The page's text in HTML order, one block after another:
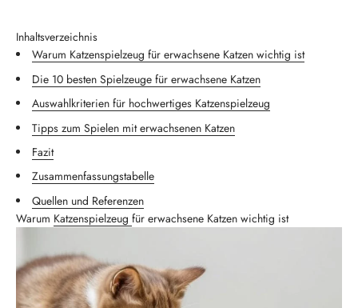
Inhaltsverzeichnis
Warum Katzenspielzeug für erwachsene Katzen wichtig ist
Die 10 besten Spielzeuge für erwachsene Katzen
Auswahlkriterien für hochwertiges Katzenspielzeug
Tipps zum Spielen mit erwachsenen Katzen
Fazit
Zusammenfassungstabelle
Quellen und Referenzen
Warum Katzenspielzeug für erwachsene Katzen wichtig ist